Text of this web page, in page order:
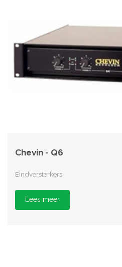
Chevin - Q6
Eindversterkers
Lees meer